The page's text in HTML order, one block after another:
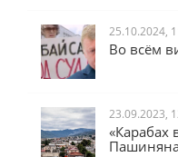
25.10.2024,
Во всём
23.09.2023,
«Карабах